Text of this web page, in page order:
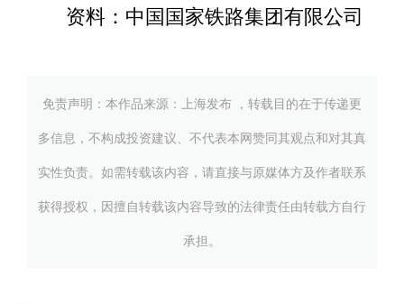
资料：中国国家铁路集团有限公司
免责声明：本作品来源：上海发布 ，转载目的在于传递更
多信息，不构成投资建议、不代表本网赞同其观点和对其真
实性负责。如需转载该内容，请直接与原媒体方及作者联系
获得授权，因擅自转载该内容导致的法律责任由转载方自行
承担。